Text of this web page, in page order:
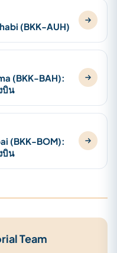
(BKK-AUH)
(BKK-BAH):
บิน
(BKK-BOM):
บิน
Team